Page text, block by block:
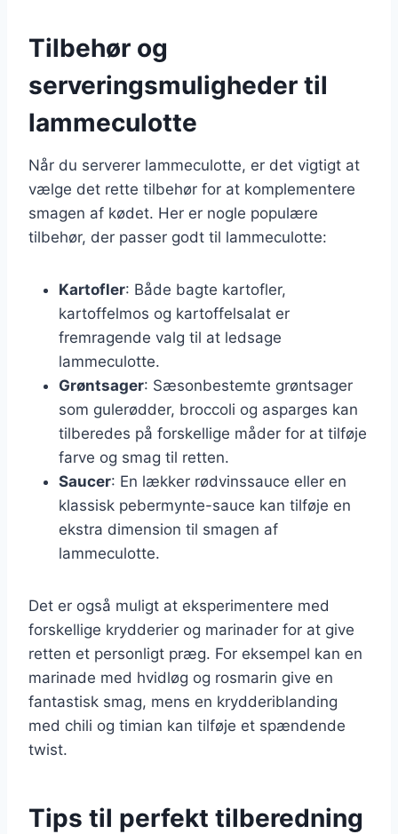
Tilbehør og
serveringsmuligheder til
lammeculotte
Når du serverer lammeculotte, er det vigtigt at
vælge det rette tilbehør for at komplementere
smagen af kødet. Her er nogle populære
tilbehør, der passer godt til lammeculotte:
Kartofler: Både bagte kartofler,
kartoffelmos og kartoffelsalat er
fremragende valg til at ledsage
lammeculotte.
Grøntsager: Sæsonbestemte grøntsager
som gulerødder, broccoli og asparges kan
tilberedes på forskellige måder for at tilføje
farve og smag til retten.
Saucer: En lækker rødvinssauce eller en
klassisk pebermynte-sauce kan tilføje en
ekstra dimension til smagen af
lammeculotte.
Det er også muligt at eksperimentere med
forskellige krydderier og marinader for at give
retten et personligt præg. For eksempel kan en
marinade med hvidløg og rosmarin give en
fantastisk smag, mens en krydderiblanding
med chili og timian kan tilføje et spændende
twist.
Tips til perfekt tilberedning